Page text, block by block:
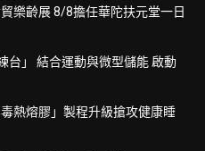
樂齡展 8/8擔任華陀扶元堂一日
台」 結合運動與微型儲能 啟動
熱熔膠」製程升級搶攻健康睡